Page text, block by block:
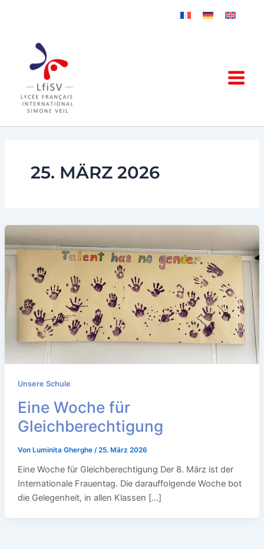
25. MÄRZ 2026
Unsere Schule
Eine Woche für
Gleichberechtigung
Von Luminita Gherghe /25. März 2026
Eine Woche für Gleichberechtigung Der 8. März ist der
Internationale Frauentag. Die darauffolgende Woche bot
die Gelegenheit, in allen Klassen […]